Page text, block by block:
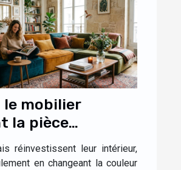
le mobilier
la pièce
d’un intérieur
réinvestissent leur intérieur,
en changeant la couleur